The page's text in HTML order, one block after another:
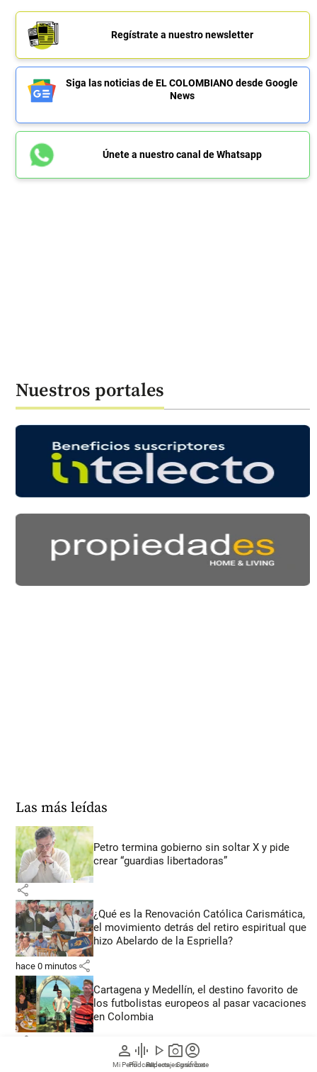
person
Mi Perfil
graphic_eq
Pódcast
play_arrow
Videos
photo_camera
Reportajes gráficos
account_circle
Suscríbete
Regístrate a nuestro newsletter
Siga las noticias de EL COLOMBIANO desde Google
News
Únete a nuestro canal de Whatsapp
Nuestros portales
Las más leídas
Petro termina gobierno sin soltar X y pide
crear “guardias libertadoras”
share
¿Qué es la Renovación Católica Carismática,
el movimiento detrás del retiro espiritual que
hizo Abelardo de la Espriella?
hace 0 minutos share
Cartagena y Medellín, el destino favorito de
los futbolistas europeos al pasar vacaciones
en Colombia
share
“Nos pidió perdón de rodillas”: el testimonio